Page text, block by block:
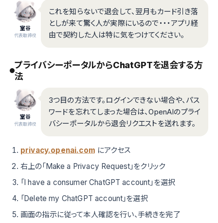
室谷
代表取締役
これを知らないで退会して、翌月もカード引き落
としが来て驚く人が実際にいるので・・・アプリ経
由で契約した人は特に気をつけてください。
プライバシーポータルからChatGPTを退会する方
法
室谷
代表取締役
3つ目の方法です。ログインできない場合や、パス
ワードを忘れてしまった場合は、OpenAIのプライ
バシーポータルから退会リクエストを送れます。
privacy.openai.com にアクセス
右上の「Make a Privacy Request」をクリック
「I have a consumer ChatGPT account」を選択
「Delete my ChatGPT account」を選択
画面の指示に従って本人確認を行い、手続きを完了